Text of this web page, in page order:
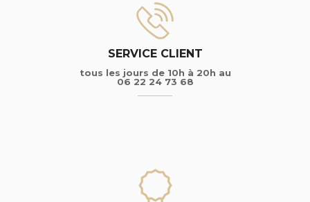
SERVICE CLIENT
tous les jours de 10h à 20h au
06 22 24 73 68